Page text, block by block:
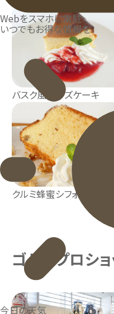
Webをスマホに常駐
いつでもお得な情報を
今日の天気
バスク風チーズケーキ
クルミ蜂蜜シフォンケーキ
ゴルフプロシ